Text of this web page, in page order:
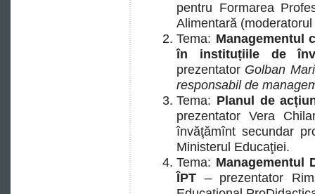
pentru Formarea
Alimentară
Tema: Managementul
în instituțiile de
prezentator Golban
responsabil de
Tema: Planul de
prezentator Vera
învăţămînt secundar
Ministerul Educaţiei.
Tema: Managementul
ÎPT – prezentator